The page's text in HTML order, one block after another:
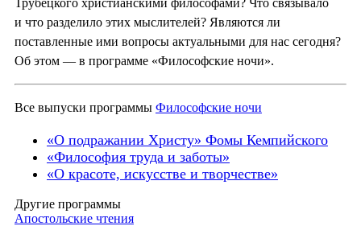
и что разделило этих мыслителей? Являются ли
поставленные ими вопросы актуальными для нас сегодня?
Об этом — в программе «Философские ночи».
Все выпуски программы Философские ночи
«О подражании Христу» Фомы Кемпийского
«Философия труда и заботы»
«О красоте, искусстве и творчестве»
Другие программы
Апостольские чтения